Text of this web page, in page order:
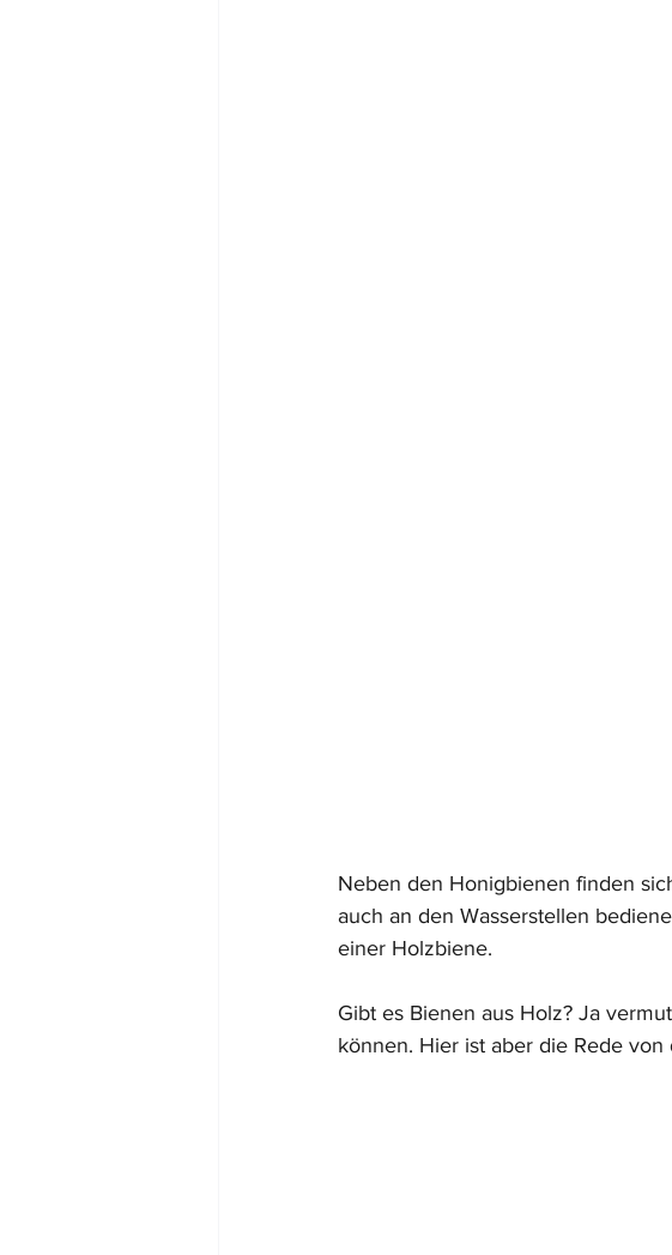
Neben den Honigbienen finden
auch an den Wasserstellen
einer Holzbiene.
Gibt es Bienen aus Holz? Ja
können. Hier ist aber die Rede